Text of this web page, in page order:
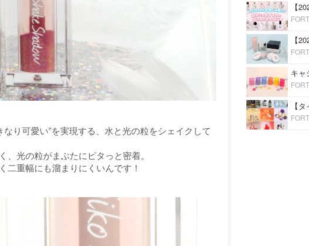
り可愛い”を実現する、水と光の粒をシェイクして
光の粒がまぶたにピタっと密着。
二重幅にも溜まりにくいんです！